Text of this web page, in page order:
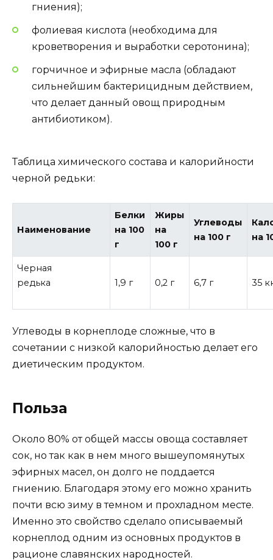
гниения);
фолиевая кислота (необходима для
кроветворения и выработки серотонина);
горчичное и эфирные масла (обладают
сильнейшим бактерицидным действием,
что делает данный овощ природным
антибиотиком).
Таблица химического состава и калорийности
черной редьки:
Наименование
Белки
на 100
г
Жиры
на
100 г
Углеводы
на 100 г
на
Черная
редька
1,9 г 0,2 г 6,7 г 35
Углеводы в корнеплоде сложные, что в
сочетании с низкой калорийностью делает его
диетическим продуктом.
Польза
Около 80% от общей массы овоща составляет
сок, но так как в нем много вышеупомянутых
эфирных масел, он долго не поддается
гниению. Благодаря этому его можно хранить
почти всю зиму в темном и прохладном месте.
Именно это свойство сделало описываемый
корнеплод одним из основных продуктов в
рационе славянских народностей.